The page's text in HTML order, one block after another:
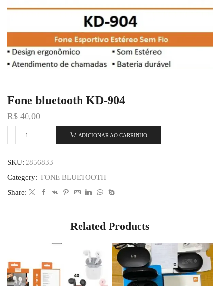
Fone bluetooth KD-904
R$ 40,00
ADICIONAR AO CARRINHO
SKU: 2856833
Category: FONE BLUETOOTH
Share:
Related Products